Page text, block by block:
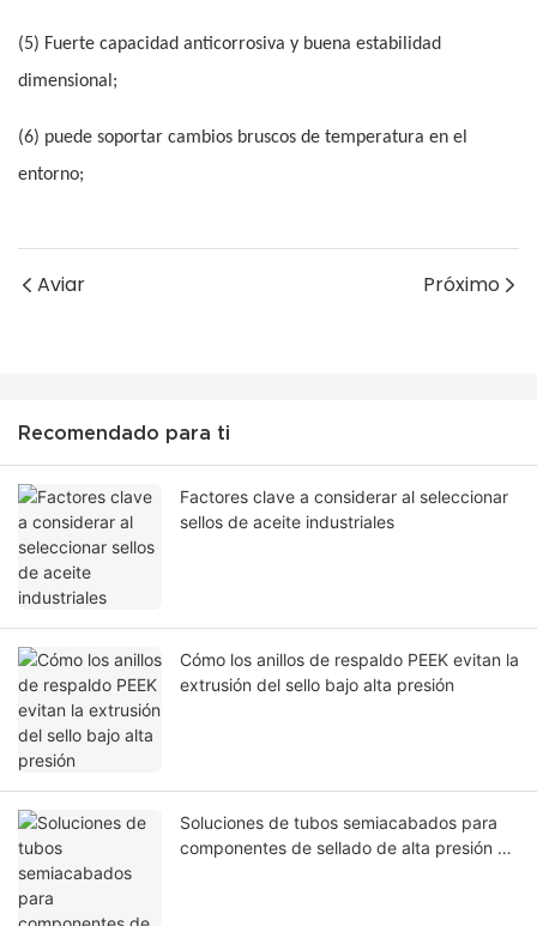
(5) Fuerte capacidad anticorrosiva y buena estabilidad
dimensional;
(6) puede soportar cambios bruscos de temperatura en el
entorno;
Aviar Próximo
Recomendado para ti
Factores clave a considerar al seleccionar
sellos de aceite industriales
Cómo los anillos de respaldo PEEK evitan la
extrusión del sello bajo alta presión
Soluciones de tubos semiacabados para
componentes de sellado de alta presión en